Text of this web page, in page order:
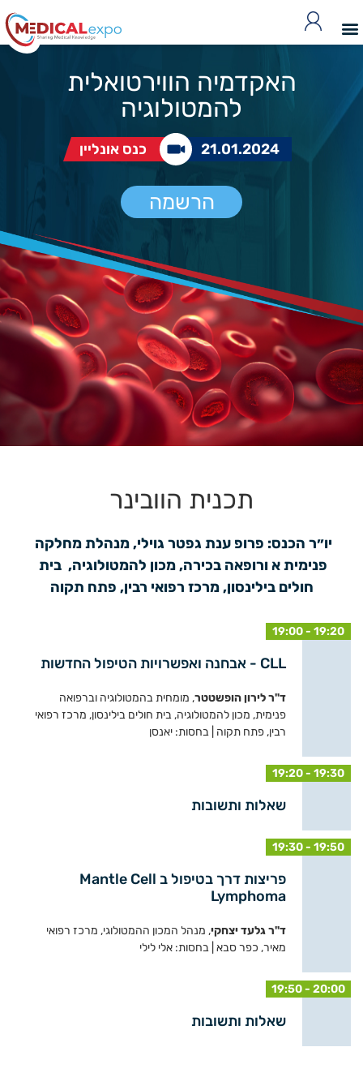
האקדמיה הווירטואלית
להמטולוגיה
21.01.2024 כנס אונליין
הרשמה
תכנית הוובינר
חולים בילינסון, מרכז רפואי רבין, פתח תקוה
19:00 - 19:20
CLL - אבחנה ואפשרויות הטיפול החדשות
ד"ר לירון הופשטטר, מומחית בהמטולוגיה וברפואה
פנימית, מכון להמטולוגיה, בית חולים בילינסון, מרכז רפואי
רבין, פתח תקוה | בחסות: יאנסן
19:20 - 19:30
שאלות ותשובות
19:30 - 19:50
פריצות דרך בטיפול ב Mantle Cell
Lymphoma
ד"ר גלעד יצחקי, מנהל המכון ההמטולוגי, מרכז רפואי
מאיר, כפר סבא | בחסות: אלי לילי
19:50 - 20:00
שאלות ותשובות